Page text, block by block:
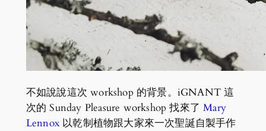
不如說說這次 workshop 的背景。iGNANT 這
次的 Sunday Pleasure workshop 找來了Mary
Lennox 以乾制植物跟大家來一次聖誕自製手作